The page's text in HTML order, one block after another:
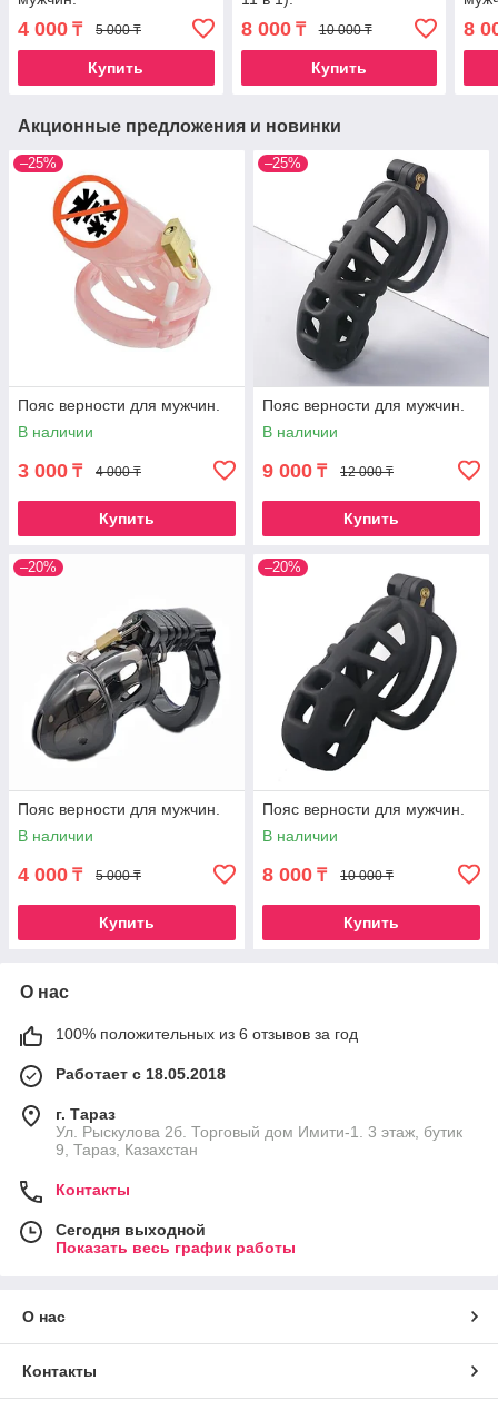
4 000 ₸ 5 000 ₸
Купить
8 000₸ 10 000 ₸
Купить
8
Акционные предложения и новинки
–25%
Пояс верности для мужчин.
В наличии
3 000 ₸ 4 000 ₸
Купить
–25%
Пояс верности для мужчин.
В наличии
9 000 ₸ 12 000 ₸
Купить
–20%
Пояс верности для мужчин.
В наличии
4 000 ₸ 5 000 ₸
Купить
–20%
Пояс верности для мужчин.
В наличии
8 000 ₸ 10 000 ₸
Купить
О нас
100% положительных из 6 отзывов за год
Работает с 18.05.2018
г. Тараз
Ул. Рыскулова 2б. Торговый дом Имити-1. 3 этаж, бутик
9, Тараз, Казахстан
Контакты
Сегодня выходной
Показать весь график работы
О нас
Контакты